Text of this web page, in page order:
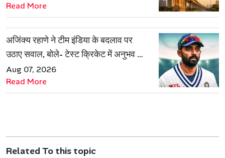
Read More
अजिंक्य रहाणे ने टीम इंडिया के बदलाव पर
उठाए सवाल, बोले- टेस्ट क्रिकेट में अनुभव की
जरूरत हमेशा रहेगी
Aug 07, 2026
Read More
Related To this topic